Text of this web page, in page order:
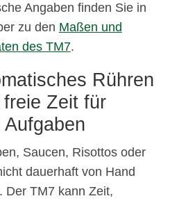
Angaben finden Sie in
zu den Maßen und
des TM7.
Rühren
Zeit für
Aufgaben
Saucen, Risottos oder
dauerhaft von Hand
Der TM7 kann Zeit,